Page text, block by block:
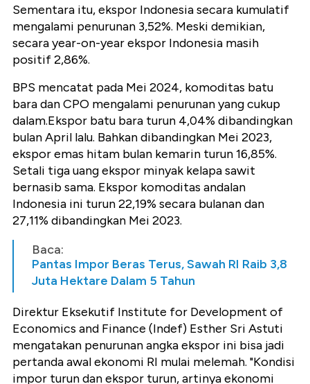
Sementara itu, ekspor Indonesia secara kumulatif
mengalami penurunan 3,52%. Meski demikian,
secara year-on-year ekspor Indonesia masih
positif 2,86%.
BPS mencatat pada Mei 2024, komoditas batu
bara dan CPO mengalami penurunan yang cukup
dalam.Ekspor batu bara turun 4,04% dibandingkan
bulan April lalu. Bahkan dibandingkan Mei 2023,
ekspor emas hitam bulan kemarin turun 16,85%.
Setali tiga uang ekspor minyak kelapa sawit
bernasib sama. Ekspor komoditas andalan
Indonesia ini turun 22,19% secara bulanan dan
27,11% dibandingkan Mei 2023.
Baca:
Pantas Impor Beras Terus, Sawah RI Raib 3,8
Juta Hektare Dalam 5 Tahun
Direktur Eksekutif Institute for Development of
Economics and Finance (Indef) Esther Sri Astuti
mengatakan penurunan angka ekspor ini bisa jadi
pertanda awal ekonomi RI mulai melemah. "Kondisi
impor turun dan ekspor turun, artinya ekonomi